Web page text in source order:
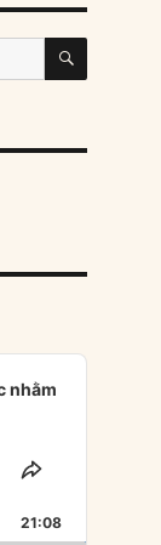
SEARCH
nhằm
SHARE
EPISODE
21:08